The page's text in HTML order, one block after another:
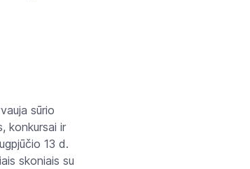
sūrio
konkursai ir
13 d.
skoniais su